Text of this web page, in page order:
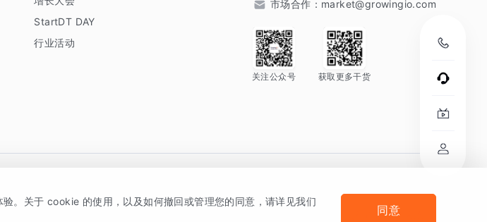
StartDT DAY
行业活动
市场合作： market@growingio.com
关注公众号 获取更多干货
法律声明及隐私条款
。关于 cookie 的使用，以及如何撤回或管理您的同意，请详见我们
同意